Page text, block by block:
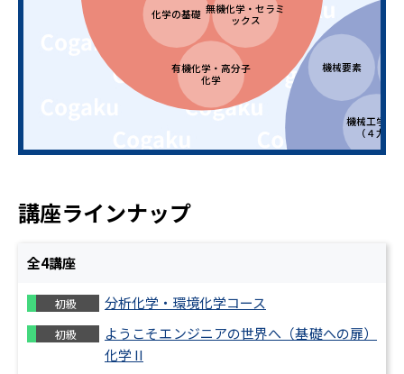
機械工学基
（４力）
機械要素
化学の基礎 無機化学・セラミ
ックス
有機化学・高分子
化学
講座ラインナップ
全4講座
初級 分析化学・環境化学コース
初級
ようこそエンジニアの世界へ（基礎への扉）
化学 II